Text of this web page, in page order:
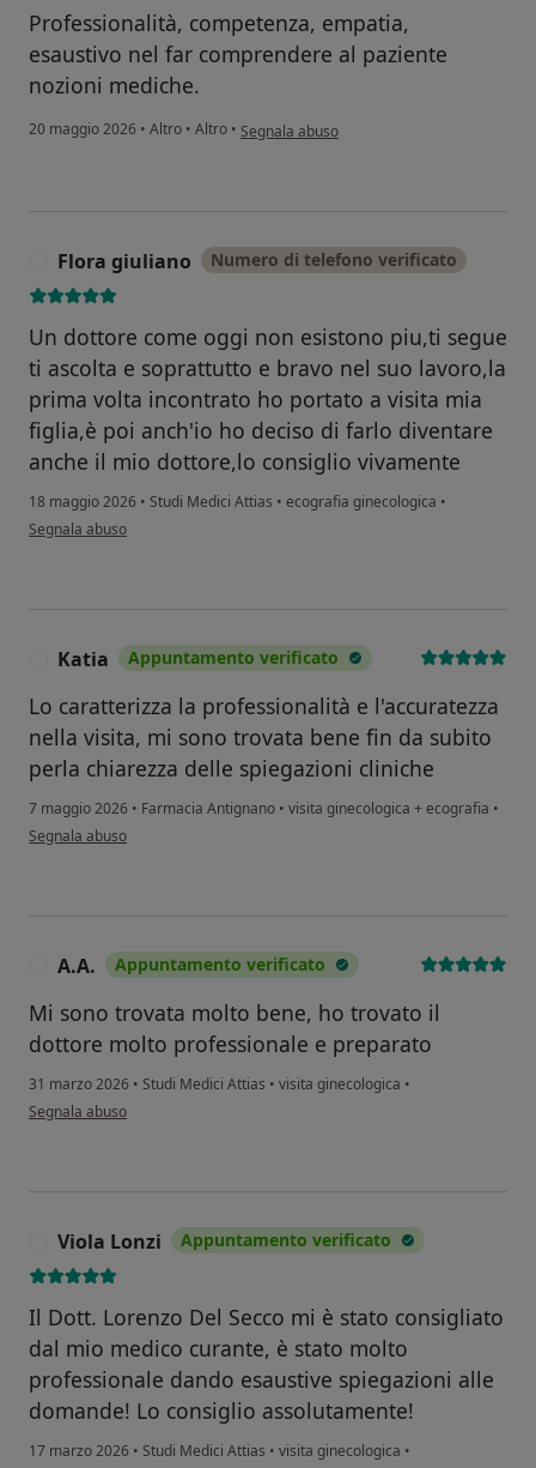
Professionalità, competenza, empatia,
esaustivo nel far comprendere al paziente
nozioni mediche.
20 maggio 2026 • Altro • Altro • secondo l'opinione dell'utente Ilenia
Segnala abuso
Flora giuliano Numero di telefono verificato
Un dottore come oggi non esistono piu,ti segue
ti ascolta e soprattutto e bravo nel suo lavoro,la
prima volta incontrato ho portato a visita mia
figlia,è poi anch'io ho deciso di farlo diventare
anche il mio dottore,lo consiglio vivamente
18 maggio 2026 • Studi Medici Attias • ecografia ginecologica •
secondo l'opinione dell'utente Flora giuliano
Segnala abuso
Katia Appuntamento verificato
Lo caratterizza la professionalità e l'accuratezza
nella visita, mi sono trovata bene fin da subito
perla chiarezza delle spiegazioni cliniche
7 maggio 2026 • Farmacia Antignano • visita ginecologica + ecografia •
secondo l'opinione dell'utente Katia
Segnala abuso
A.A. Appuntamento verificato
Mi sono trovata molto bene, ho trovato il
dottore molto professionale e preparato
31 marzo 2026 • Studi Medici Attias • visita ginecologica •
secondo l'opinione dell'utente A.A.
Segnala abuso
Viola Lonzi Appuntamento verificato
Il Dott. Lorenzo Del Secco mi è stato consigliato
dal mio medico curante, è stato molto
professionale dando esaustive spiegazioni alle
domande! Lo consiglio assolutamente!
17 marzo 2026 • Studi Medici Attias • visita ginecologica •